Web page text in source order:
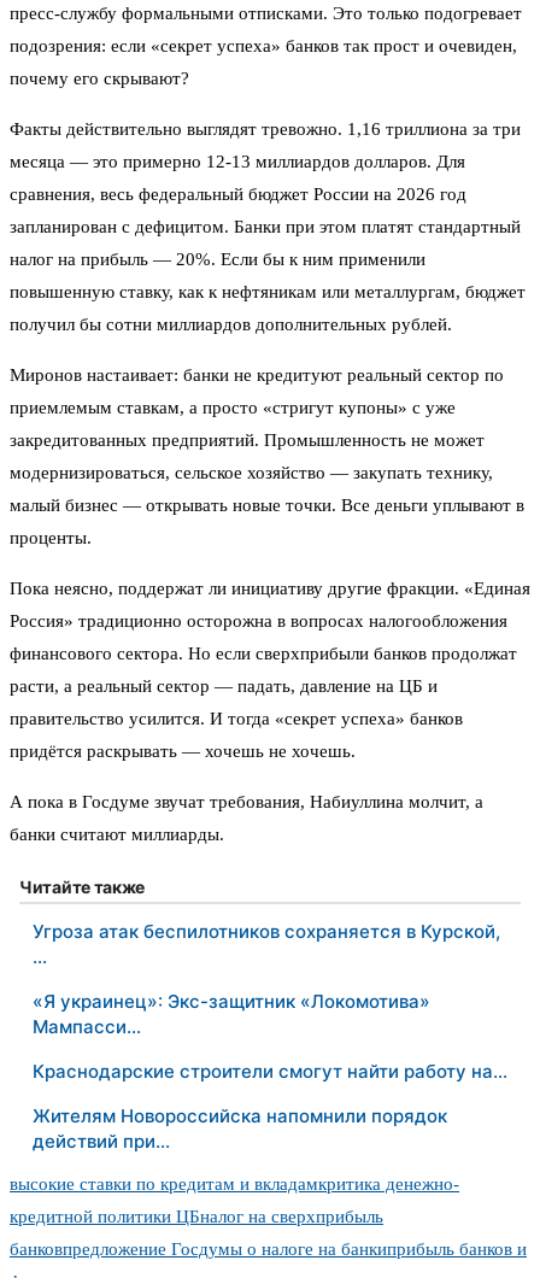
пресс-службу формальными отписками. Это только подогревает
подозрения: если «секрет успеха» банков так прост и очевиден,
почему его скрывают?
Факты действительно выглядят тревожно. 1,16 триллиона за три
месяца — это примерно 12-13 миллиардов долларов. Для
сравнения, весь федеральный бюджет России на 2026 год
запланирован с дефицитом. Банки при этом платят стандартный
налог на прибыль — 20%. Если бы к ним применили
повышенную ставку, как к нефтяникам или металлургам, бюджет
получил бы сотни миллиардов дополнительных рублей.
Миронов настаивает: банки не кредитуют реальный сектор по
приемлемым ставкам, а просто «стригут купоны» с уже
закредитованных предприятий. Промышленность не может
модернизироваться, сельское хозяйство — закупать технику,
малый бизнес — открывать новые точки. Все деньги уплывают в
проценты.
Пока неясно, поддержат ли инициативу другие фракции. «Единая
Россия» традиционно осторожна в вопросах налогообложения
финансового сектора. Но если сверхприбыли банков продолжат
расти, а реальный сектор — падать, давление на ЦБ и
правительство усилится. И тогда «секрет успеха» банков
придётся раскрывать — хочешь не хочешь.
А пока в Госдуме звучат требования, Набиуллина молчит, а
банки считают миллиарды.
Читайте также
Угроза атак беспилотников сохраняется в Курской,
…
«Я украинец»: Экс-защитник «Локомотива»
Мампасси…
Краснодарские строители смогут найти работу на…
Жителям Новороссийска напомнили порядок
действий при…
высокие ставки по кредитам и вкладамкритика денежно-
кредитной политики ЦБналог на сверхприбыль
банковпредложение Госдумы о налоге на банкиприбыль банков и